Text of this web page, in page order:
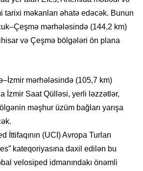
tarixi məkanları əhatə edəcək. Bunun
mərhələsində (144,2 km)
və Çeşmə bölgələri ön plana
mərhələsində (105,7 km)
İzmir Saat Qülləsi, yerli ləzzətlər,
məşhur üzüm bağları yarışa
İttifaqının (UCI) Avropa Turları
kateqoriyasına daxil edilən bu
velosiped idmanındakı önəmli